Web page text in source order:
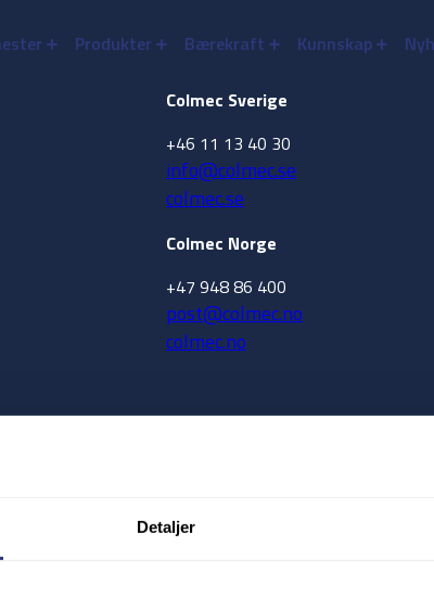
Detaljer
Produkter Bærekraft Kunnskap
Colmec Sverige
+46 11 13 40 30
info@colmec.se
colmec.se
Colmec Norge
+47 948 86 400
post@colmec.no
colmec.no
Kunnskap